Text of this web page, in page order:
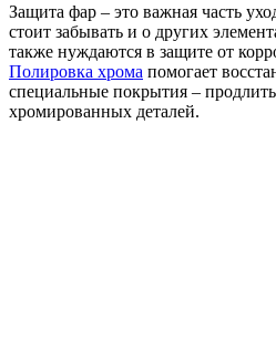
Защита фар – это важная часть
стоит забывать и о других
также нуждаются в защите от
Полировка хрома помогает
специальные покрытия –
хромированных деталей.